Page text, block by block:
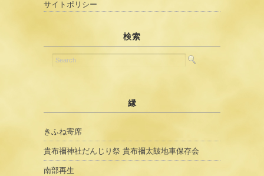
サイトポリシー
検索
縁
きふね寄席
貴布禰神社だんじり祭 貴布禰太皷地車保存会
南部再生